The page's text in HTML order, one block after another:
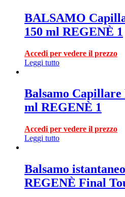
BALSAMO
150 ml REGENÈ 1
Accedi per vedere il prezzo
Leggi tutto
Balsamo Capillare
ml REGENÈ 1
Accedi per vedere il prezzo
Leggi tutto
Balsamo
REGENÈ Final